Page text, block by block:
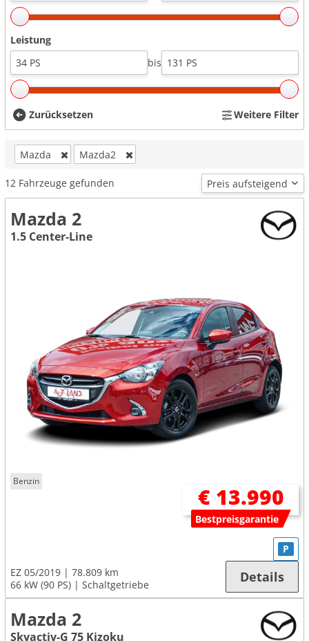
Leistung
bis
Zurücksetzen Weitere Filter
Mazda Mazda2
12 Fahrzeuge gefunden
Mazda 2
1.5 Center-Line
Benzin
€ 13.990
Bestpreisgarantie
EZ 05/2019
78.809 km
66 kW (90 PS)
Schaltgetriebe
P
Details
Mazda 2
Skyactiv-G 75 Kizoku